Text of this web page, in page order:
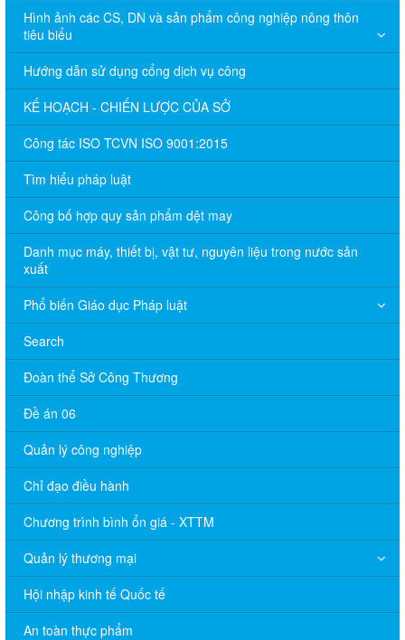
Hình ảnh các CS, DN và sản phẩm công nghiệp nông thôn
tiêu biểu
Hướng dẫn sử dụng cổng dịch vụ công
KẾ HOẠCH - CHIẾN LƯỢC CỦA SỞ
Công tác ISO TCVN ISO 9001:2015
Tìm hiểu pháp luật
Công bố hợp quy sản phẩm dệt may
Danh mục máy, thiết bị, vật tư, nguyên liệu trong nước sản
xuất
Phổ biến Giáo dục Pháp luật
Search
Đoàn thể Sở Công Thương
Đề án 06
Quản lý công nghiệp
Chỉ đạo điều hành
Chương trình bình ổn giá - XTTM
Quản lý thương mại
Hội nhập kinh tế Quốc tế
An toàn thực phẩm